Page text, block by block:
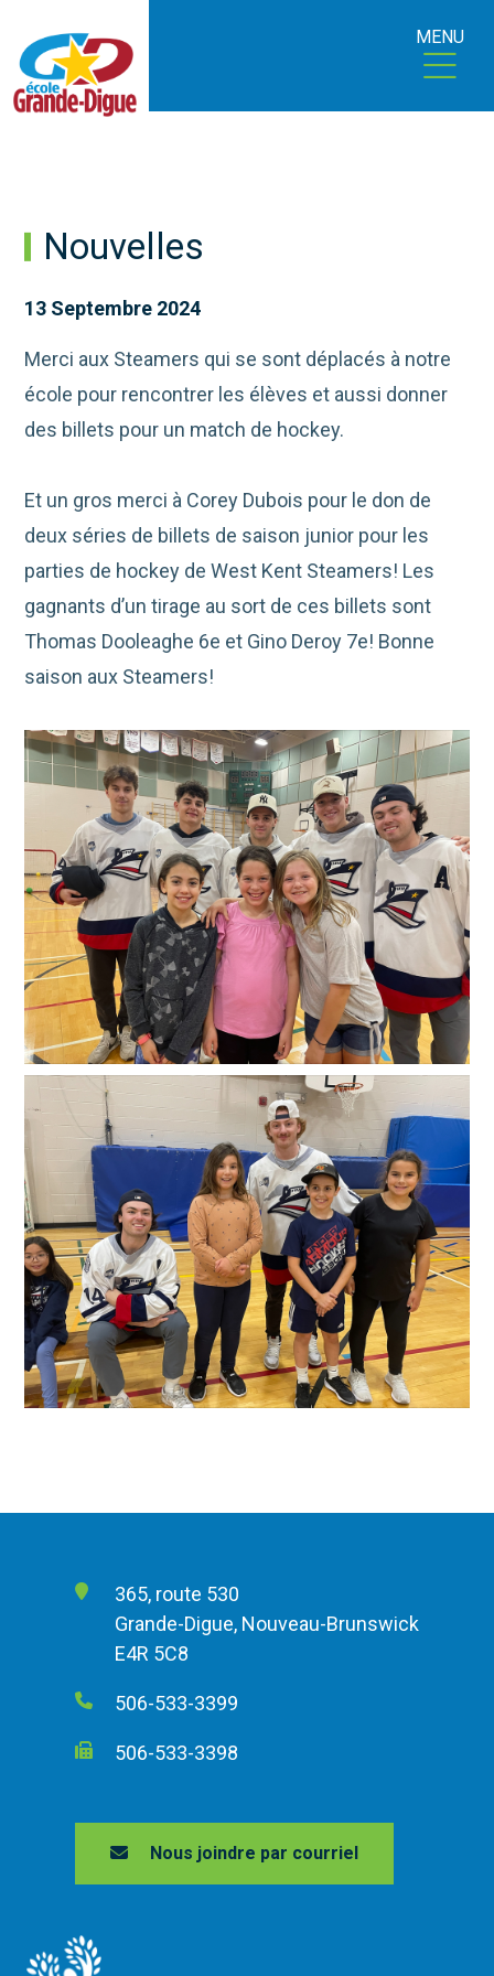
MENU
Nouvelles
13 Septembre 2024
Merci aux Steamers qui se sont déplacés à notre
école pour rencontrer les élèves et aussi donner
des billets pour un match de hockey.
Et un gros merci à Corey Dubois pour le don de
deux séries de billets de saison junior pour les
parties de hockey de West Kent Steamers! Les
gagnants d’un tirage au sort de ces billets sont
Thomas Dooleaghe 6e et Gino Deroy 7e! Bonne
saison aux Steamers!
365, route 530
Grande-Digue, Nouveau-Brunswick
E4R 5C8
506-533-3399
506-533-3398
Nous joindre par courriel